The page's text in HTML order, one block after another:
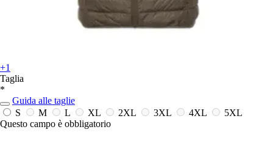
+1
Taglia
*
Guida alle taglie
S
M L XL 2XL 3XL 4XL
5XL
Questo campo è obbligatorio